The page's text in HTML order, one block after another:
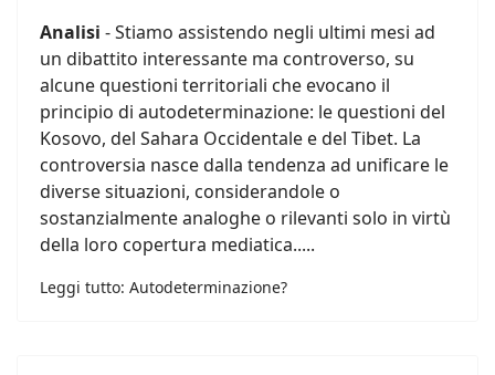
Analisi - Stiamo assistendo negli ultimi mesi ad
un dibattito interessante ma controverso, su
alcune questioni territoriali che evocano il
principio di autodeterminazione: le questioni del
Kosovo, del Sahara Occidentale e del Tibet. La
controversia nasce dalla tendenza ad unificare le
diverse situazioni, considerandole o
sostanzialmente analoghe o rilevanti solo in virtù
della loro copertura mediatica.....
Leggi tutto: Autodeterminazione?